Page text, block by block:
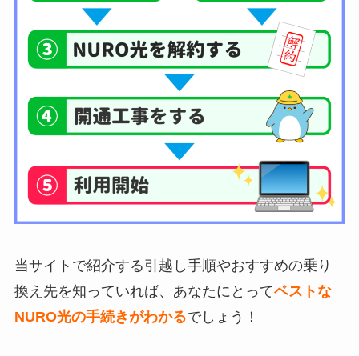
当サイトで紹介する引越し手順やおすすめの乗り
換え先を知っていれば、あなたにとってベストな
NURO光の手続きがわかるでしょう！